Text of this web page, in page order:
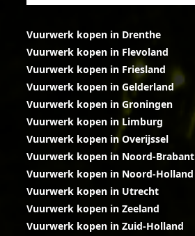
Vuurwerk kopen in Drenthe
Vuurwerk kopen in Flevoland
Vuurwerk kopen in Friesland
Vuurwerk kopen in Gelderland
Vuurwerk kopen in Groningen
Vuurwerk kopen in Limburg
Vuurwerk kopen in Overijssel
Vuurwerk kopen in Noord-Brabant
Vuurwerk kopen in Noord-Holland
Vuurwerk kopen in Utrecht
Vuurwerk kopen in Zeeland
Vuurwerk kopen in Zuid-Holland